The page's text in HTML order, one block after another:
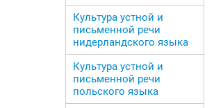
Культура устной и
письменной речи
нидерландского языка
Культура устной и
письменной речи
польского языка